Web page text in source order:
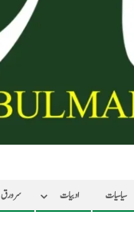
سرورق ادبیات سیاسیات